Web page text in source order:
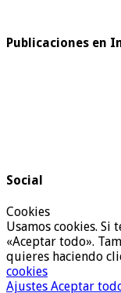
Publicaciones en
Social
Cookies
Usamos cookies. Si
«Aceptar todo».
quieres haciendo
cookies
Ajustes Aceptar